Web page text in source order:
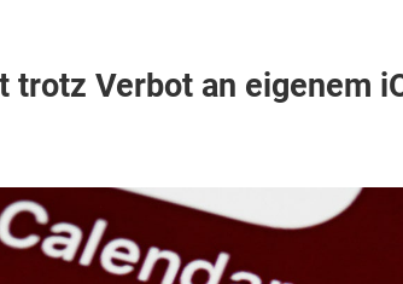
trotz Verbot an eigenem